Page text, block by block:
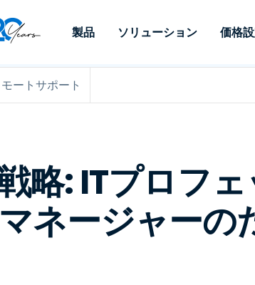
製品
Remote Support
チ管理はアドオンとして利
用できます。オンプレミス
オプションが利用可能で
す。
と制御
ェッシ
リモー
護でき
ソリューション
役割別
エンドポイント管理とセキュ
リティ
MSP
OEM
リスクと
RDP/
VDI/DaaS
価格
ユースケース別
リモートアクセス
リモート学習
データシ
デモ動画
ウェビナ
会社
イベント
お問い合わせ
ートサポート
略: ITプロフェ
ネージャーの